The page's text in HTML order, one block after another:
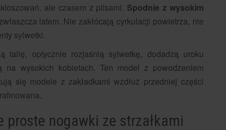
ale czasem z plisami. Spodnie z wysokim
latem. Nie zakłócają cyrkulacji powietrza, nie
sylwetki.
talię, optycznie rozjaśnią sylwetkę, dodadzą uroku
wysokich kobietach. Ten model z powodzeniem
się modele z zakładkami wzdłuż przedniej części
proste nogawki ze strzałkami